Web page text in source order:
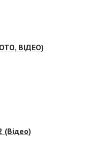
ВІДЕО)
(Відео)